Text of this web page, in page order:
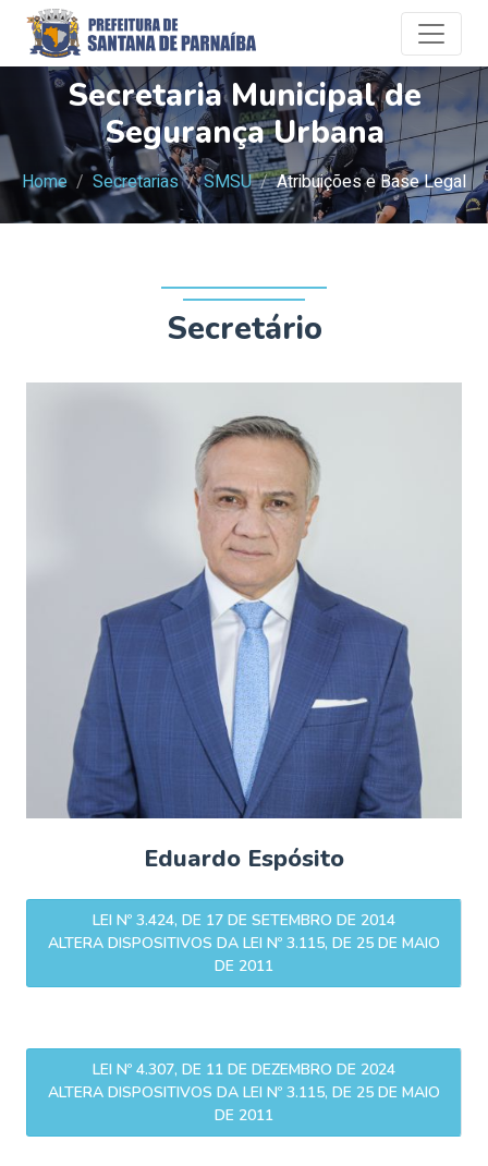
Secretaria Municipal de
Segurança Urbana
Home Secretarias SMSU Atribuições e Base Legal
Secretário
Eduardo Espósito
LEI Nº 3.424, DE 17 DE SETEMBRO DE 2014
ALTERA DISPOSITIVOS DA LEI Nº 3.115, DE 25 DE MAIO
DE 2011
LEI Nº 4.307, DE 11 DE DEZEMBRO DE 2024
ALTERA DISPOSITIVOS DA LEI Nº 3.115, DE 25 DE MAIO
DE 2011